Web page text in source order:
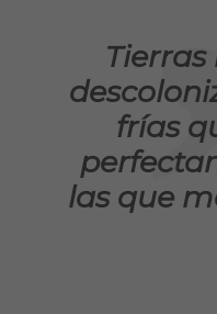
Tierras
frías
las que